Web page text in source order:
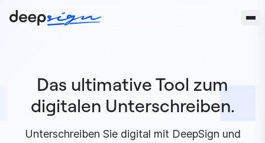
Das ultimative Tool zum
digitalen Unterschreiben.
Unterschreiben Sie digital mit DeepSign und